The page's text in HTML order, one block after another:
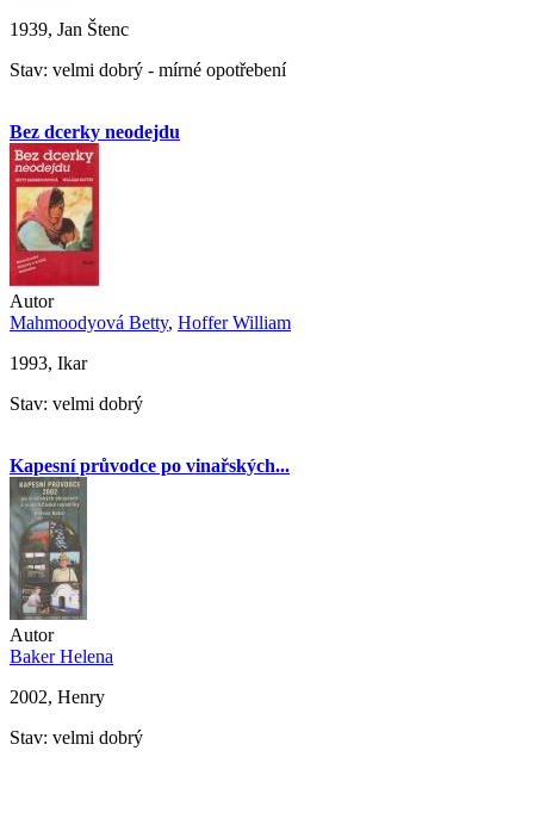
1939, Jan Štenc
Stav: velmi dobrý - mírné opotřebení
Bez dcerky neodejdu
Autor
Mahmoodyová Betty, Hoffer William
1993, Ikar
Stav: velmi dobrý
Kapesní průvodce po vinařských...
Autor
Baker Helena
2002, Henry
Stav: velmi dobrý